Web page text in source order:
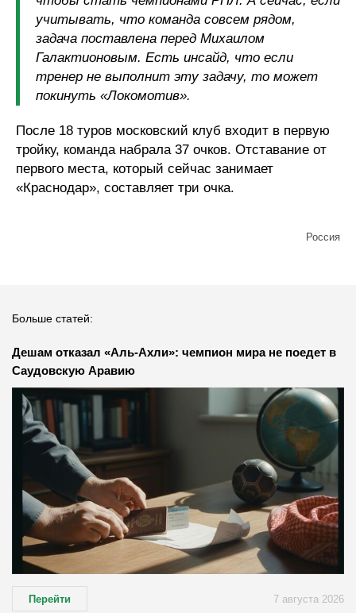
учитывать, что команда совсем рядом,
задача поставлена перед Михаилом
Галактионовым. Есть инсайд, что если
тренер не выполнит эту задачу, то может
покинуть «Локомотив».
После 18 туров московский клуб входит в первую
тройку, команда набрала 37 очков. Отставание от
первого места, который сейчас занимает
«Краснодар», составляет три очка.
Россия
Больше статей:
Дешам отказал «Аль-Ахли»: чемпион мира не поедет в
Саудовскую Аравию
Перейти 7 августа 2026